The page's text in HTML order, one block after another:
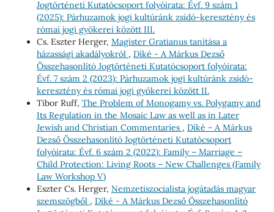
Jogtörténeti Kutatócsoport folyóirata: Évf. 9 szám 1
(2025): Párhuzamok jogi kultúránk zsidó-keresztény és
római jogi gyökerei között III.
Cs. Eszter Herger, Magister Gratianus tanítása a
házassági akadályokról , Díké - A Márkus Dezső
Összehasonlító Jogtörténeti Kutatócsoport folyóirata:
Évf. 7 szám 2 (2023): Párhuzamok jogi kultúránk zsidó-
keresztény és római jogi gyökerei között II.
Tibor Ruff, The Problem of Monogamy vs. Polygamy and
Its Regulation in the Mosaic Law as well as in Later
Jewish and Christian Commentaries , Díké - A Márkus
Dezső Összehasonlító Jogtörténeti Kutatócsoport
folyóirata: Évf. 6 szám 2 (2022): Family – Marriage –
Child Protection: Living Roots – New Challenges (Family
Law Workshop V)
Eszter Cs. Herger, Nemzetiszocialista jogátadás magyar
szemszögből , Díké - A Márkus Dezső Összehasonlító